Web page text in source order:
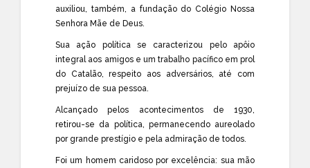
auxiliou, também, a fundação do Colégio Nossa
Senhora Mãe de Deus.
Sua ação política se caracterizou pelo apôio
integral aos amigos e um trabalho pacífico em prol
do Catalão, respeito aos adversários, até com
prejuízo de sua pessoa.
Alcançado pelos acontecimentos de 1930,
retirou-se da política, permanecendo aureolado
por grande prestígio e pela admiração de todos.
Foi um homem caridoso por excelência: sua mão